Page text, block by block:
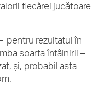
fiecărei jucătoare
pentru rezultatul în
soarta întâlnirii –
și, probabil asta